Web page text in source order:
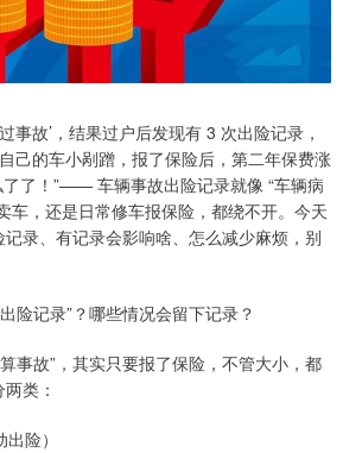
事故’，结果过户后发现有 3 次出险记录，
己的车小剐蹭，报了保险后，第二年保费涨
了！”—— 车辆事故出险记录就像 “车辆病
车，还是日常修车报保险，都绕不开。今天
录、有记录会影响啥、怎么减少麻烦，别
险记录”？哪些情况会留下记录？
事故”，其实只要报了保险，不管大小，都
类：
险）